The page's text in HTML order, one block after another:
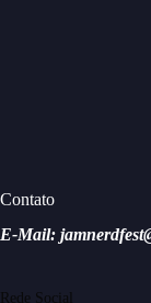
Contato
E-Mail:
Rede Social